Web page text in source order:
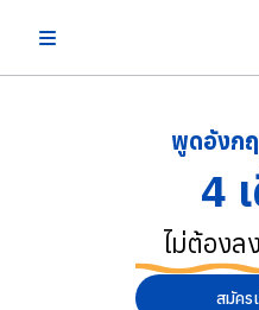
พูดอังก
4
ไม่ต้อง
สมัคร